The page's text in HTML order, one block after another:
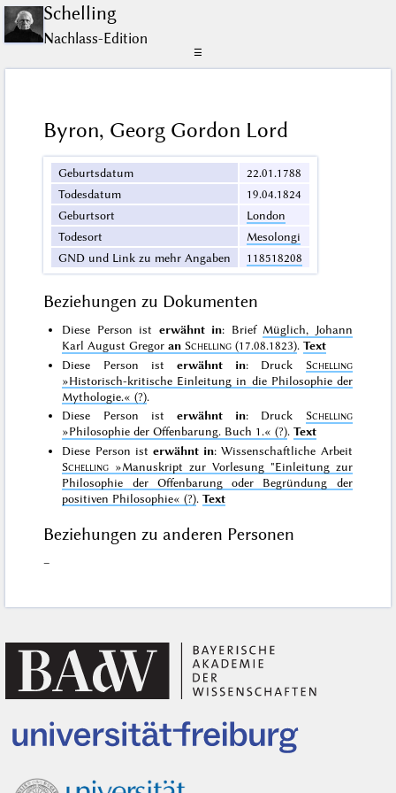
Schelling
Nachlass-Edition
☰
Byron, Georg Gordon Lord
Geburtsdatum
22.01.1788
Todesdatum
19.04.1824
Geburtsort
London
Todesort
Mesolongi
GND und Link zu mehr Angaben
118518208
Beziehungen zu Dokumenten
Diese Person ist erwähnt in: Brief Müglich, Johann
Karl August Gregoran Schelling (17.08.1823).Text
Diese Person ist erwähnt in: Druck Schelling
»Historisch-kritische Einleitung in die Philosophie der
Mythologie.« (?).
Diese Person ist erwähnt in: Druck Schelling
»Philosophie der Offenbarung. Buch 1.« (?).Text
Diese Person ist erwähnt in: Wissenschaftliche Arbeit
Schelling »Manuskript zur Vorlesung "Einleitung zur
Philosophie der Offenbarung oder Begründung der
positiven Philosophie« (?).Text
Beziehungen zu anderen Personen
–